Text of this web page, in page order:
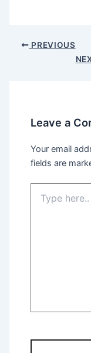
PREVIOUS
Leave a
Your email
fields are
here..